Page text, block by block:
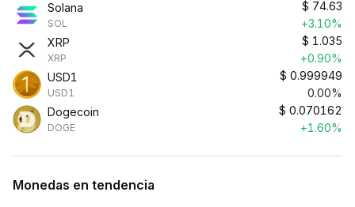
Solana
SOL
$ 74.63
+3.10%
XRP
XRP
$ 1.035
+0.90%
USD1
USD1
$ 0.999949
0.00%
Dogecoin
DOGE
$ 0.070162
+1.60%
Monedas en tendencia